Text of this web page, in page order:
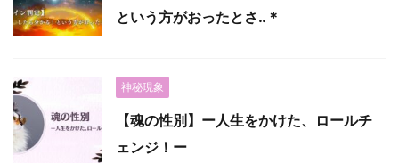
という方がおったとさ‥＊
神秘現象
【魂の性別】ー人生をかけた、ロールチ
ェンジ！ー